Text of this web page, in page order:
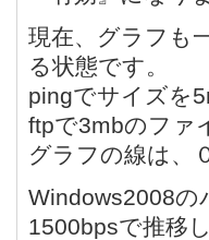
現在、グラフも
る状態です。
pingでサイズを
ftpで3mbのファ
グラフの線は、
Windows2008の
1500bpsで推移